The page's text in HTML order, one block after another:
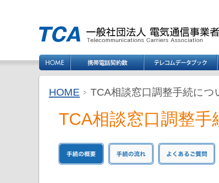
HOME TCA相談窓口調整手続に
TCA相談窓口調整